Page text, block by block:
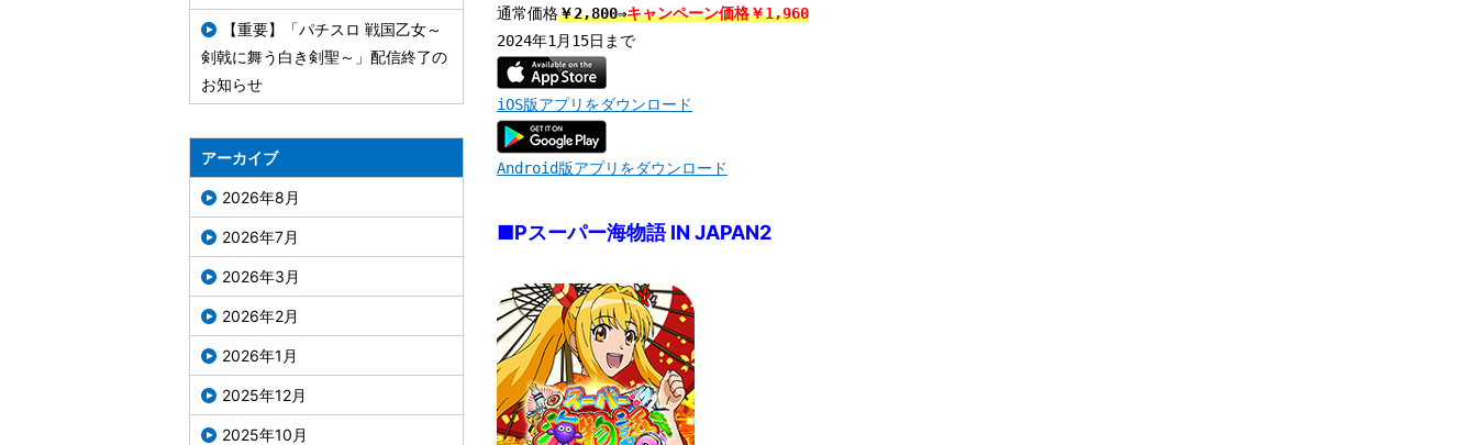
【重要】「パチスロ 戦国乙女～
剣戟に舞う白き剣聖～」配信終了の
お知らせ
アーカイブ
2026年8月
2026年7月
2026年3月
2026年2月
2026年1月
2025年12月
2025年10月
通常価格￥2,800⇒キャンペーン価格￥1,960
iOS版アプリをダウンロード
Android版アプリをダウンロード
■Pスーパー海物語 IN JAPAN2